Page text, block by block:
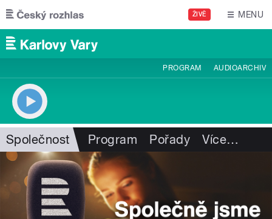
Přejít k hlavnímu obsahu
ŽIVĚ MENU
PROGRAM AUDIOARCHIV
Společnost Program Pořady Více…